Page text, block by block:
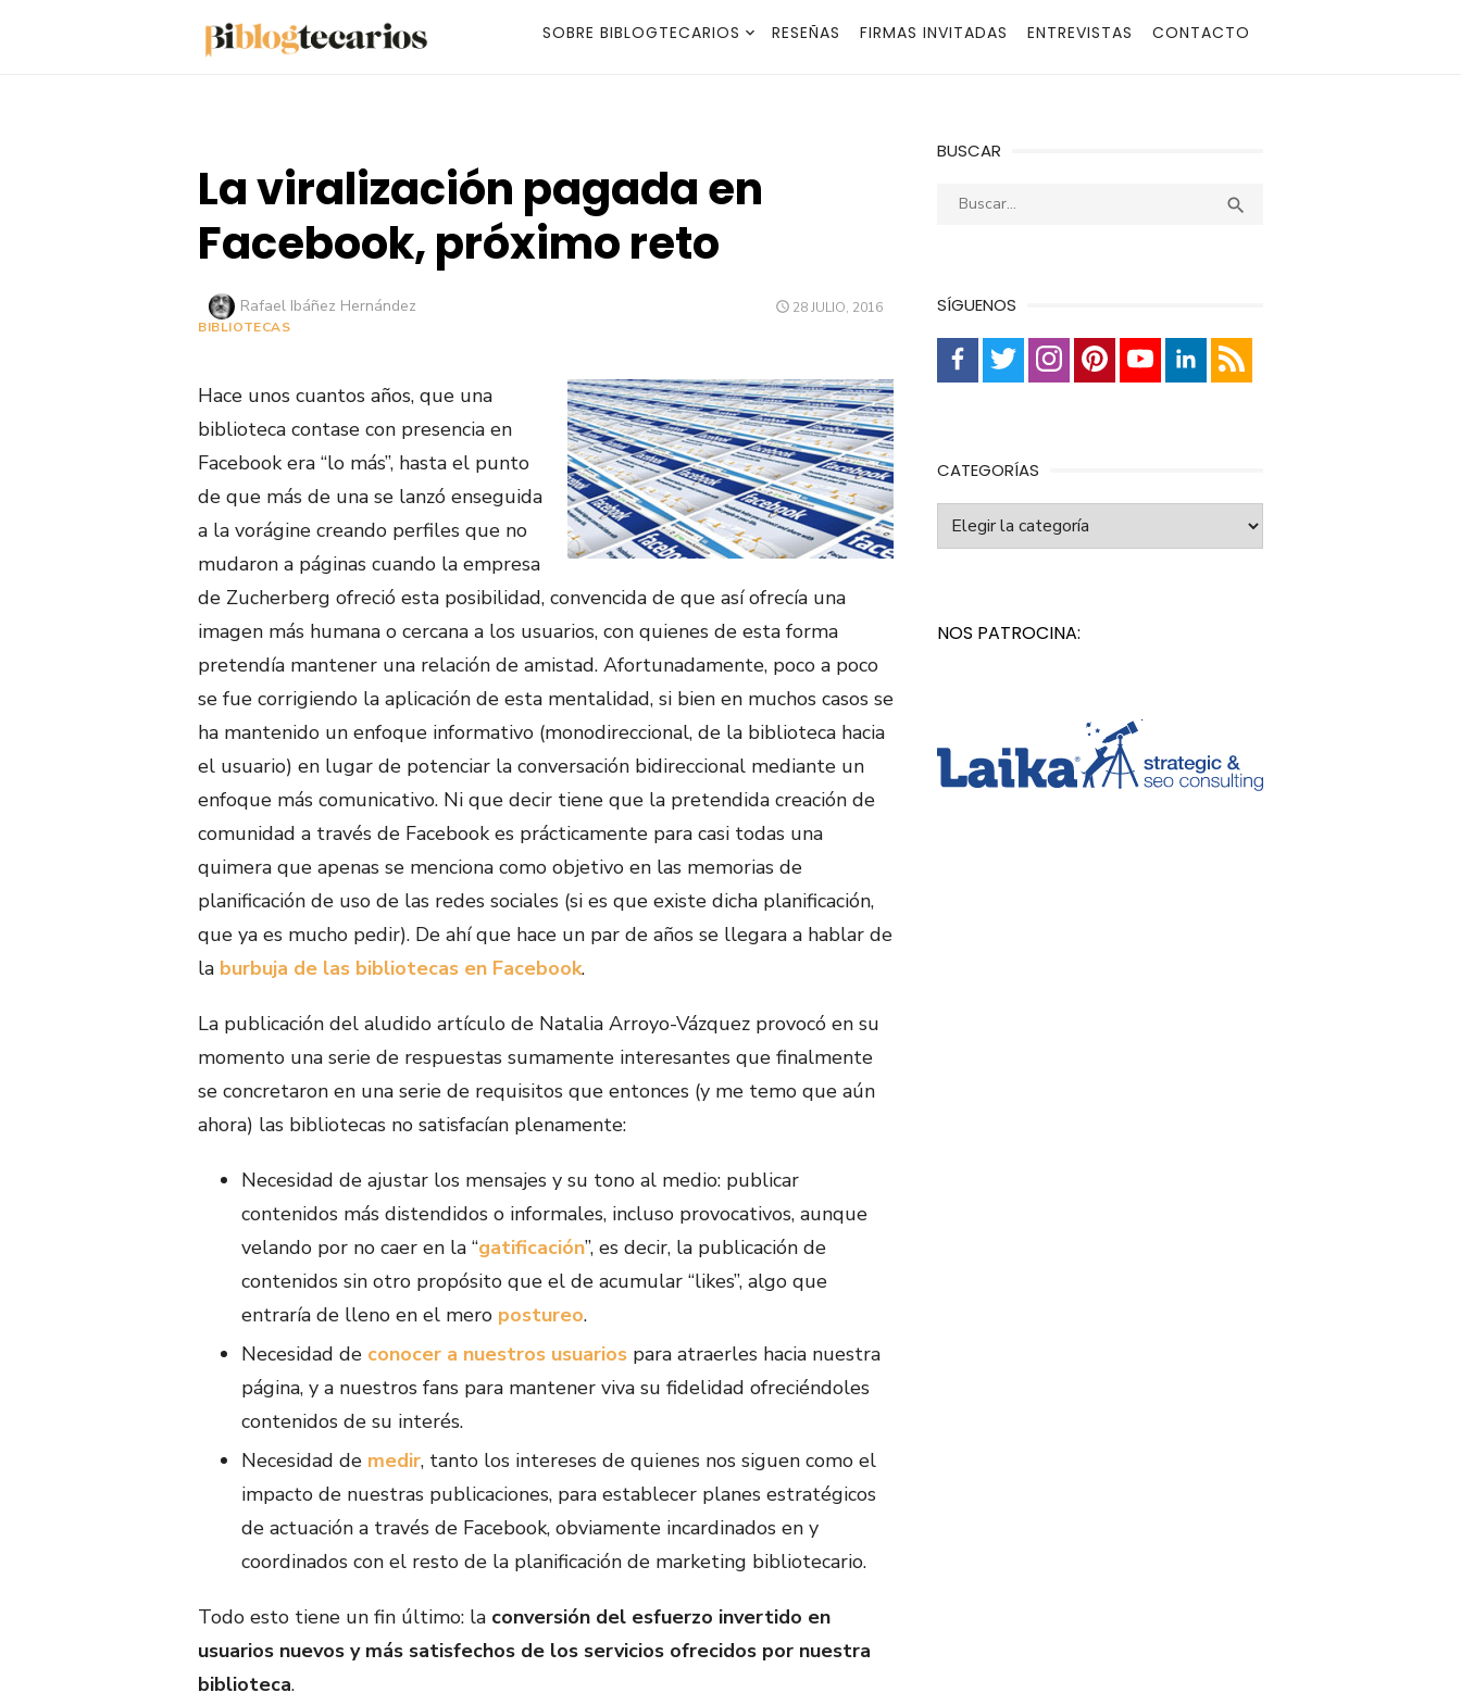
SOBRE BIBLOGTECARIOS RESEÑAS FIRMAS INVITADAS ENTREVISTAS CONTACTO
La viralización pagada en
Facebook, próximo reto
PUBLICADO
28 JULIO, 2016
Autor
Rafael Ibáñez Hernández
BIBLIOTECAS
Hace unos cuantos años, que una
biblioteca contase con presencia en
Facebook era “lo más”, hasta el punto
de que más de una se lanzó enseguida
a la vorágine creando perfiles que no
mudaron a páginas cuando la empresa
de Zucherberg ofreció esta posibilidad, convencida de que así ofrecía una
imagen más humana o cercana a los usuarios, con quienes de esta forma
pretendía mantener una relación de amistad. Afortunadamente, poco a poco
se fue corrigiendo la aplicación de esta mentalidad, si bien en muchos casos se
ha mantenido un enfoque informativo (monodireccional, de la biblioteca hacia
el usuario) en lugar de potenciar la conversación bidireccional mediante un
enfoque más comunicativo. Ni que decir tiene que la pretendida creación de
comunidad a través de Facebook es prácticamente para casi todas una
quimera que apenas se menciona como objetivo en las memorias de
planificación de uso de las redes sociales (si es que existe dicha planificación,
que ya es mucho pedir). De ahí que hace un par de años se llegara a hablar de
la burbuja de las bibliotecas en Facebook.
La publicación del aludido artículo de Natalia Arroyo-Vázquez provocó en su
momento una serie de respuestas sumamente interesantes que finalmente
se concretaron en una serie de requisitos que entonces (y me temo que aún
ahora) las bibliotecas no satisfacían plenamente:
Necesidad de ajustar los mensajes y su tono al medio: publicar
contenidos más distendidos o informales, incluso provocativos, aunque
velando por no caer en la “gatificación”, es decir, la publicación de
contenidos sin otro propósito que el de acumular “likes”, algo que
entraría de lleno en el mero postureo.
Necesidad de conocer a nuestros usuarios para atraerles hacia nuestra
página, y a nuestros fans para mantener viva su fidelidad ofreciéndoles
contenidos de su interés.
Necesidad de medir, tanto los intereses de quienes nos siguen como el
impacto de nuestras publicaciones, para establecer planes estratégicos
de actuación a través de Facebook, obviamente incardinados en y
coordinados con el resto de la planificación de marketing bibliotecario.
Todo esto tiene un fin último: la conversión del esfuerzo invertido en
usuarios nuevos y más satisfechos de los servicios ofrecidos por nuestra
biblioteca.
BUSCAR
Buscar: 
SÍGUENOS
CATEGORÍAS
NOS PATROCINA: